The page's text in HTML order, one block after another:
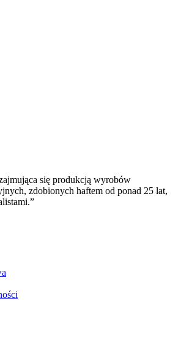
się produkcją wyrobów
zdobionych haftem od ponad 25 lat,